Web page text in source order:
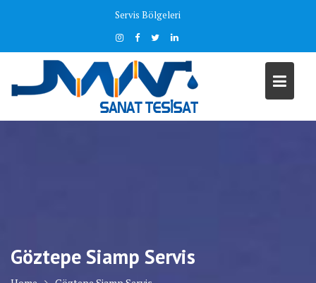
Servis Bölgeleri
Göztepe Siamp Servis